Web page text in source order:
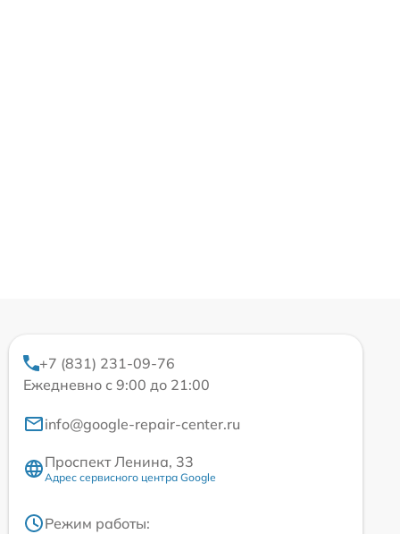
+7 (831) 231-09-76
Ежедневно с 9:00 до 21:00
info@google-repair-center.ru
Проспект Ленина, 33
Адрес сервисного центра Google
Режим работы: